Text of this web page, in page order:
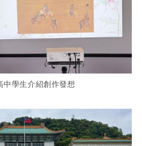
中學生介紹創作發想